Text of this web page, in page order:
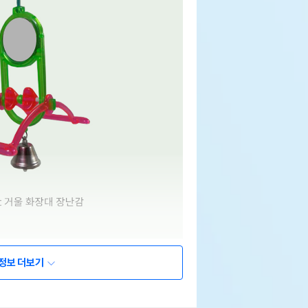
보 더보기